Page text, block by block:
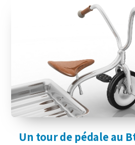
Un tour de pédale au